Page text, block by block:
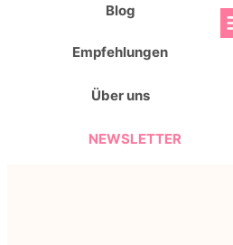
Blog
Empfehlungen
Über uns
NEWSLETTER